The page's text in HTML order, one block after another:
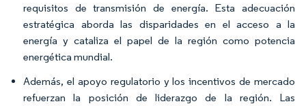
requisitos de transmisión de energía. Esta adecuación
estratégica aborda las disparidades en el acceso a la
energía y cataliza el papel de la región como potencia
energética mundial.
Además, el apoyo regulatorio y los incentivos de mercado
refuerzan la posición de liderazgo de la región. Las